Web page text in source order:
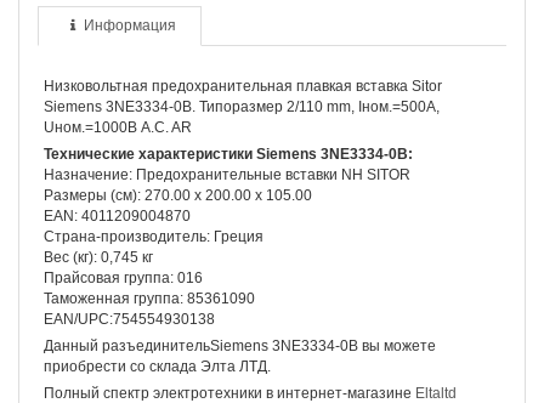
Информация
Низковольтная предохранительная плавкая вставка Sitor
Siemens 3NE3334-0B. Типоразмер 2/110 mm, Iном.=500A,
Uном.=1000В A.C. AR
Технические характеристики Siemens 3NE3334-0B:
Назначение: Предохранительные вставки NH SITOR
Размеры (см): 270.00 x 200.00 x 105.00
EAN: 4011209004870
Страна-производитель: Греция
Вес (кг): 0,745 кг
Прайсовая группа: 016
Таможенная группа: 85361090
EAN/UPC:754554930138
Данный разъединительSiemens 3NE3334-0B вы можете
приобрести со склада Элта ЛТД.
Полный спектр электротехники в интернет-магазине Eltaltd